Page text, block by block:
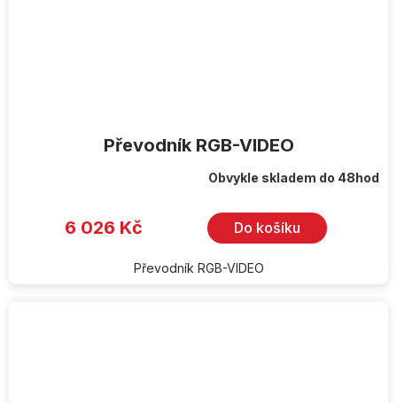
Převodník RGB-VIDEO
Obvykle skladem do 48hod
6 026 Kč Do košíku
Převodník RGB-VIDEO